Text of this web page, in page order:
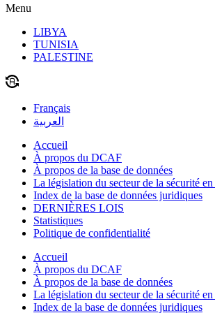
Menu
LIBYA
TUNISIA
PALESTINE
Français
العربية
Accueil
À propos du DCAF
À propos de la base de données
La législation du secteur de la sécurité
Index de la base de données juridiques
DERNIÈRES LOIS
Statistiques
Politique de confidentialité
Accueil
À propos du DCAF
À propos de la base de données
La législation du secteur de la sécurité
Index de la base de données juridiques